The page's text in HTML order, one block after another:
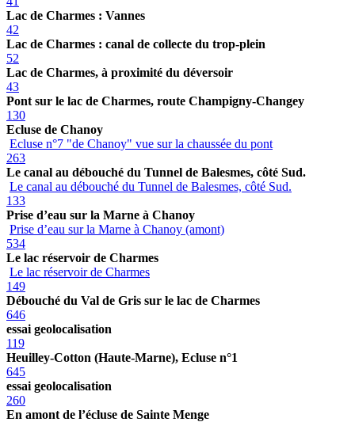
Lac de Charmes : Vannes
42
Lac de Charmes : canal de collecte du trop-plein
52
Lac de Charmes, à proximité du déversoir
43
Pont sur le lac de Charmes, route Champigny-Changey
130
Ecluse de Chanoy
Ecluse n°7 "de Chanoy" vue sur la chaussée du pont
263
Le canal au débouché du Tunnel de Balesmes, côté Sud.
Le canal au débouché du Tunnel de Balesmes, côté Sud.
133
Prise d’eau sur la Marne à Chanoy
Prise d’eau sur la Marne à Chanoy (amont)
534
Le lac réservoir de Charmes
Le lac réservoir de Charmes
149
Débouché du Val de Gris sur le lac de Charmes
646
essai geolocalisation
119
Heuilley-Cotton (Haute-Marne), Ecluse n°1
645
essai geolocalisation
260
En amont de l’écluse de Sainte Menge